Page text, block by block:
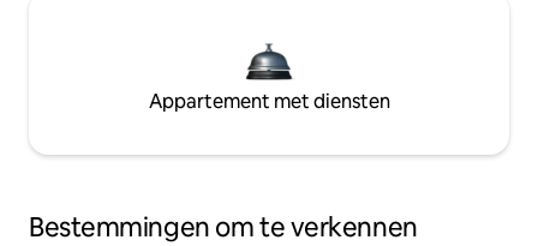
Appartement met diensten
Bestemmingen om te verkennen